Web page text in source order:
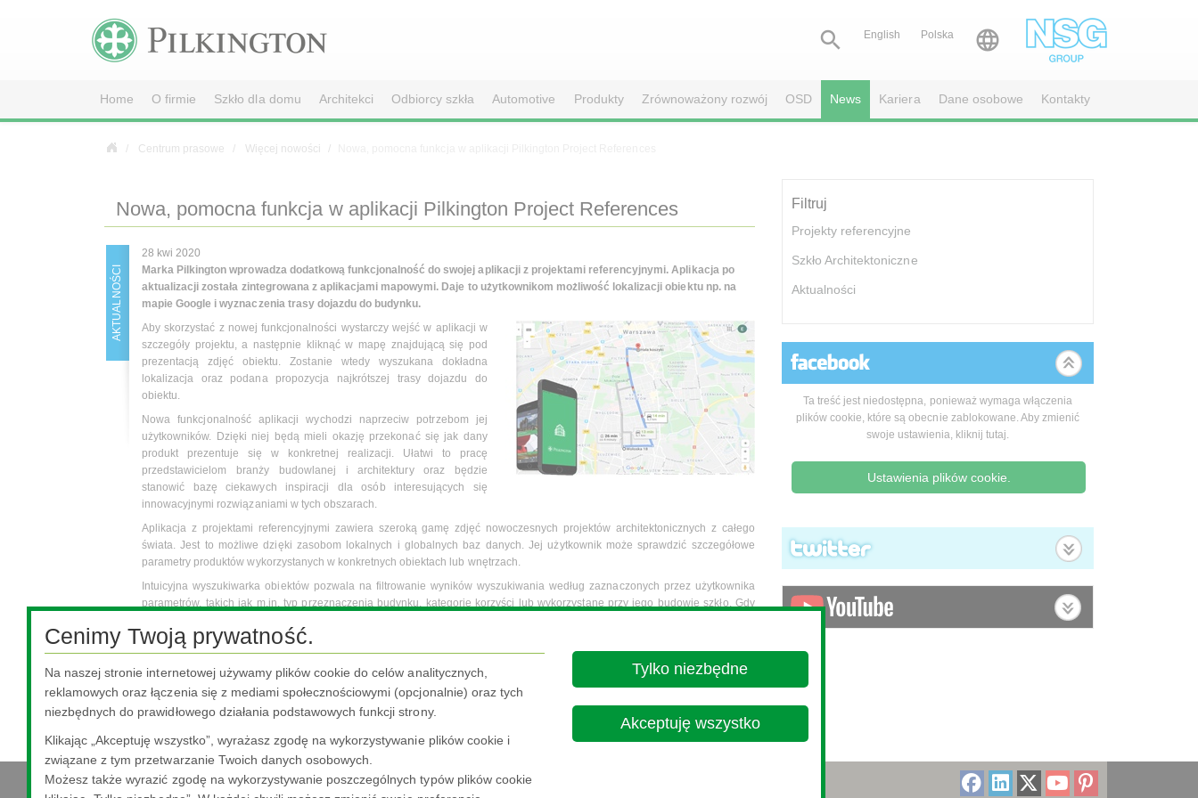
 English Polska 
Home O firmie Szkło dla domu Architekci Odbiorcy szkła Automotive Produkty Zrównoważony rozwój OSD News Kariera Dane osobowe Kontakty
Centrum prasowe Więcej nowości
Nowa, pomocna funkcja w aplikacji Pilkington Project References
AKTUALNOŚCI
28 kwi 2020
Marka Pilkington wprowadza dodatkową funkcjonalność do swojej aplikacji z projektami referencyjnymi. Aplikacja po
aktualizacji została zintegrowana z aplikacjami mapowymi. Daje to użytkownikom możliwość lokalizacji obiektu np. na
mapie Google i wyznaczenia trasy dojazdu do budynku.
Aby skorzystać z nowej funkcjonalności wystarczy wejść w aplikacji w
szczegóły projektu, a następnie kliknąć w mapę znajdującą się pod
prezentacją zdjęć obiektu. Zostanie wtedy wyszukana dokładna
lokalizacja oraz podana propozycja najkrótszej trasy dojazdu do
obiektu.
Nowa funkcjonalność aplikacji wychodzi naprzeciw potrzebom jej
użytkowników. Dzięki niej będą mieli okazję przekonać się jak dany
produkt prezentuje się w konkretnej realizacji. Ułatwi to pracę
przedstawicielom branży budowlanej i architektury oraz będzie
stanowić bazę ciekawych inspiracji dla osób interesujących się
innowacyjnymi rozwiązaniami w tych obszarach.
Aplikacja z projektami referencyjnymi zawiera szeroką gamę zdjęć nowoczesnych projektów architektonicznych z całego
świata. Jest to możliwe dzięki zasobom lokalnych i globalnych baz danych. Jej użytkownik może sprawdzić szczegółowe
parametry produktów wykorzystanych w konkretnych obiektach lub wnętrzach.
Intuicyjna wyszukiwarka obiektów pozwala na filtrowanie wyników wyszukiwania według zaznaczonych przez użytkownika
parametrów, takich jak m.in. typ przeznaczenia budynku, kategorie korzyści lub wykorzystane przy jego budowie szkło. Gdy
znajomym w mediach społecznościowych.
W zależności od ustawień telefonu użytkowników posiadających obecnie aplikację, aktualizacja dokona się automatycznie lub
konieczne będzie jej pobranie w sklepie App Store lub Google Play.
Zobacz
<tutaj> jak działa aplikacja Pilkington Project References.
Filtruj
Projekty referencyjne
Szkło Architektoniczne
Aktualności
Ta treść jest niedostępna, ponieważ wymaga włączenia
plików cookie, które są obecnie zablokowane. Aby zmienić
swoje ustawienia, kliknij tutaj.
Ustawienia plików cookie.
Cenimy Twoją prywatność.
Na naszej stronie internetowej używamy plików cookie do celów analitycznych,
reklamowych oraz łączenia się z mediami społecznościowymi (opcjonalnie) oraz tych
niezbędnych do prawidłowego działania podstawowych funkcji strony.
Klikając „Akceptuję wszystko”, wyrażasz zgodę na wykorzystywanie plików cookie i
związane z tym przetwarzanie Twoich danych osobowych.
Możesz także wyrazić zgodę na wykorzystywanie poszczególnych typów plików cookie
Tylko niezbędne
Akceptuję wszystko